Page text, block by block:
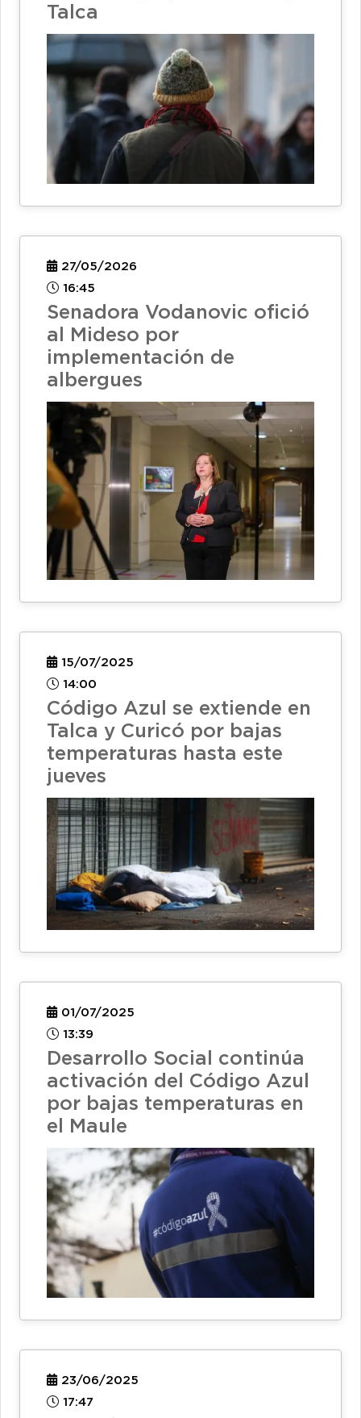
Talca
27/05/2026
16:45
Senadora Vodanovic ofició
al Mideso por
implementación de
albergues
15/07/2025
14:00
Código Azul se extiende en
Talca y Curicó por bajas
temperaturas hasta este
jueves
01/07/2025
13:39
Desarrollo Social continúa
activación del Código Azul
por bajas temperaturas en
el Maule
23/06/2025
17:47